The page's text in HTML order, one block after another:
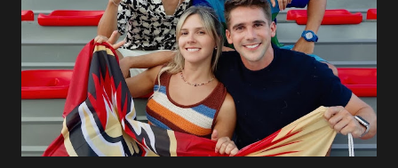
encontro deles, quando conseguir seduzi-lo. Manuel avisa a
Paula sobre a suposta infidelidade de Gabriel com Joana.
Rogerio consegue se livrar de todas as suspeitas pelo
desaparecimento de Francisco, apontando que ele poderia
ter sido vítima da fúria de Gabriel. Artur informa a Gabriel
que a clínica inseminou por engano outra paciente, que está
...